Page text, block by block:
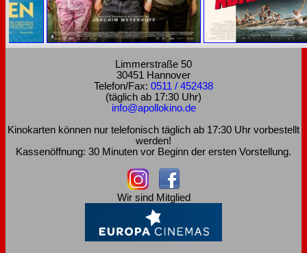
Limmerstraße 50
30451 Hannover
Telefon/Fax: 0511 / 452438
(täglich ab 17:30 Uhr)
info@apollokino.de
Kinokarten können nur telefonisch täglich ab 17:30 Uhr vorbestellt
werden!
Kassenöffnung: 30 Minuten vor Beginn der ersten Vorstellung.
Wir sind Mitglied